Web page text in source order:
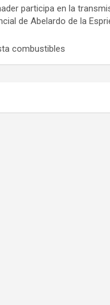
participa en la
de Abelardo de la
combustibles